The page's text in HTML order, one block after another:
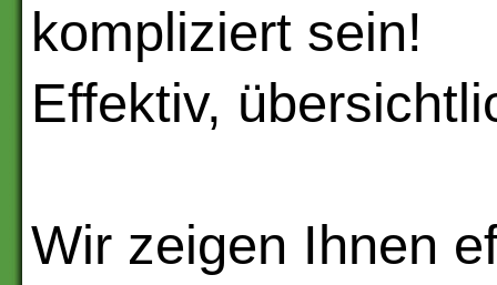
kompliziert sein!
Effektiv,
Wir zeigen Ihnen